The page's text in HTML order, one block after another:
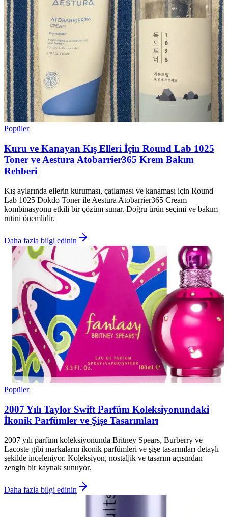
Popüler
Kuru ve Kanayan Kış Elleri İçin Round Lab 1025
Toner ve Aestura Atobarrier365 Krem Bakım
Rehberi
Kış aylarında ellerin kuruması, çatlaması ve kanaması için Round
Lab 1025 Dokdo Toner ile Aestura Atobarrier365 Cream
kombinasyonu etkili bir çözüm sunar. Doğru ürün seçimi ve bakım
rutini önemlidir.
Daha fazla bilgi edinin
Popüler
2007 Yılı Taylor Swift Parfüm Koleksiyonundaki
İkonik Parfümler ve Şişe Tasarımları
2007 yılı parfüm koleksiyonunda Britney Spears, Burberry ve
Lacoste gibi markaların ikonik parfümleri ve şişe tasarımları detaylı
şekilde inceleniyor. Koleksiyon, nostaljik ve tasarım açısından
zengin bir kaynak sunuyor.
Daha fazla bilgi edinin